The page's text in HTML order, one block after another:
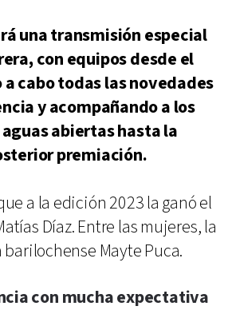
una transmisión especial
con equipos desde el
cabo todas las novedades
y acompañando a los
abiertas hasta la
premiación.
a la edición 2023 la ganó el
Díaz. Entre las mujeres, la
Mayte Puca.
con mucha expectativa